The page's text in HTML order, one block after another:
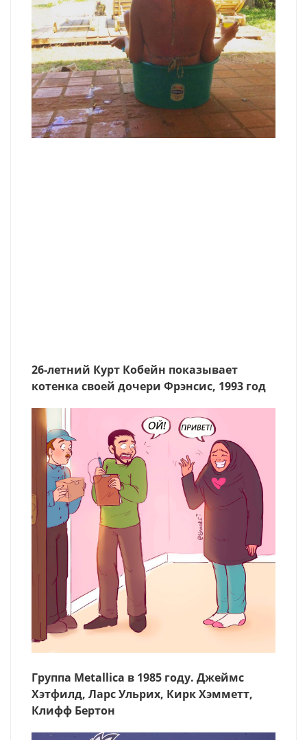
26-летний Курт Кобейн показывает
котенка своей дочери Фрэнсис, 1993 год
Группа Metallica в 1985 году. Джеймс
Хэтфилд, Ларс Ульрих, Кирк Хэмметт,
Клифф Бертон